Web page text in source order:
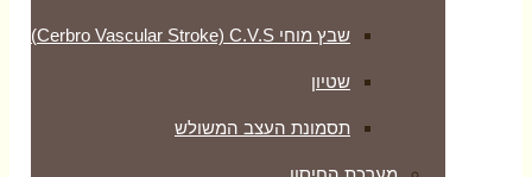
שבץ מוחי Cerbro Vascular Stroke) C.V.S)
שטיון
תסמונת העצב המשולש